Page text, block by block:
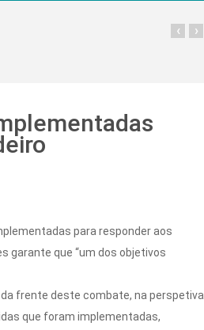
›
‹
para responder aos
garante que “um dos objetivos
frente deste combate, na perspetiva
que foram implementadas,